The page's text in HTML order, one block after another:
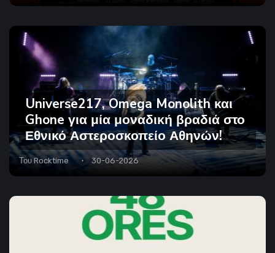
Universe217, Omega Monolith και
Ghone για μία μοναδική βραδιά στο
Εθνικό Αστεροσκοπείο Αθηνών!
Του Rocktime 30-06-2026